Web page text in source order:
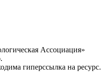
Ассоциация»
гиперссылка на ресурс.